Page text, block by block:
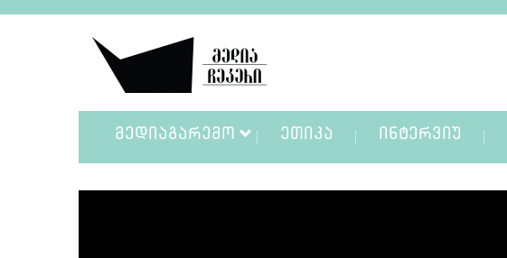
ᲛᲔᲓᲘᲐᲒᲐᲠᲔᲛᲝ ᲔᲗᲘᲙᲐ ᲘᲜᲢᲔᲠᲕᲘᲣ